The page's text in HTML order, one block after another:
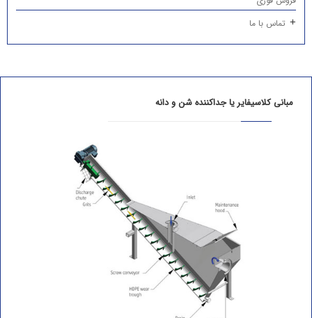
تماس با ما
مبانی کلاسیفایر یا جداکننده شن و دانه